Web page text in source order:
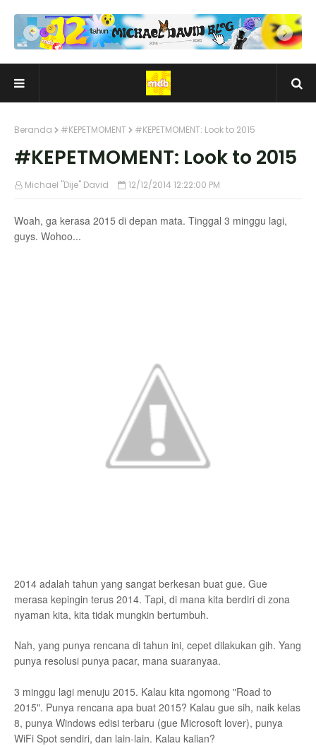
Beranda #KEPETMOMENT #KEPETMOMENT: Look to 2015
#KEPETMOMENT: Look to 2015
Michael "Dije" David 12/12/2014 12:22:00 PM
Woah, ga kerasa 2015 di depan mata. Tinggal 3 minggu lagi,
guys. Wohoo...
2014 adalah tahun yang sangat berkesan buat gue. Gue
merasa kepingin terus 2014. Tapi, di mana kita berdiri di zona
nyaman kita, kita tidak mungkin bertumbuh.
Nah, yang punya rencana di tahun ini, cepet dilakukan gih. Yang
punya resolusi punya pacar, mana suaranyaa.
3 minggu lagi menuju 2015. Kalau kita ngomong "Road to
2015". Punya rencana apa buat 2015? Kalau gue sih, naik kelas
8, punya Windows edisi terbaru (gue Microsoft lover), punya
WiFi Spot sendiri, dan lain-lain. Kalau kalian?